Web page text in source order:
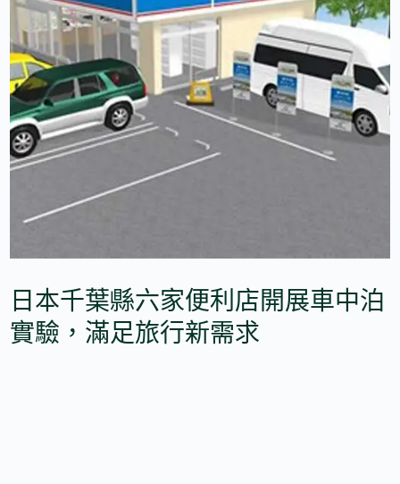
日本千葉縣六家便利店開展車中泊
實驗，滿足旅行新需求